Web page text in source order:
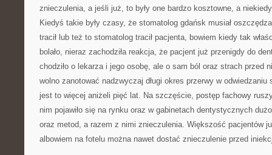
znieczulenia, a jeśli już, to były one bardzo kosztowne, a
Kiedyś takie były czasy, że stomatolog gdańsk musiał
tracił lub też to stomatolog tracił pacjenta, bowiem kiedy tak
bolało, nieraz zachodziła reakcja, że pacjent już przenigdy do
chodziło o lekarza i jego osobę, ale o sam ból oraz strach przed
wolno zanotować nadzwyczaj długi okres przerwy w odwiedzaniu
jest to więcej aniżeli pięć lat. Na szczęście, postęp fachowy
nim pojawiło się na rynku oraz w gabinetach dentystycznych
oraz metod, a razem z nimi znieczulenia. Większość pacjentów
albowiem na fotelu można nawet dostać znieczulenie przed